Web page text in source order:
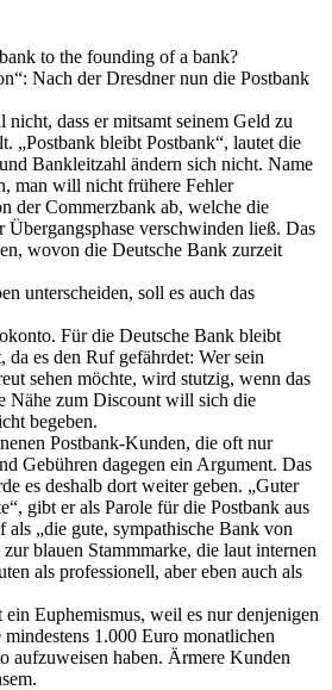
to the founding of a bank?
Nach der Dresdner nun die Postbank
nicht, dass er mitsamt seinem Geld zu
„Postbank bleibt Postbank“, lautet die
Bankleitzahl ändern sich nicht. Name
man will nicht frühere Fehler
der Commerzbank ab, welche die
Übergangsphase verschwinden ließ. Das
wovon die Deutsche Bank zurzeit
unterscheiden, soll es auch das
Für die Deutsche Bank bleibt
es den Ruf gefährdet: Wer sein
sehen möchte, wird stutzig, wenn das
Nähe zum Discount will sich die
begeben.
Postbank-Kunden, die oft nur
Gebühren dagegen ein Argument. Das
es deshalb dort weiter geben. „Guter
gibt er als Parole für die Postbank aus
„die gute, sympathische Bank von
blauen Stammmarke, die laut internen
als professionell, aber eben auch als
Euphemismus, weil es nur denjenigen
1.000 Euro monatlichen
aufzuweisen haben. Ärmere Kunden